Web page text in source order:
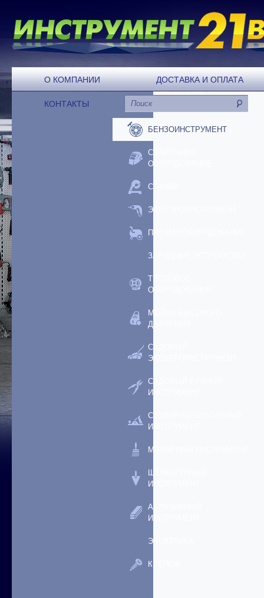
О КОМПАНИИ ДОСТАВКА И ОПЛАТА
КОНТАКТЫ
БЕНЗОИНСТРУМЕНТ
СВАРОЧНОЕ
ОБОРУДОВАНИЕ
СТАНКИ
ЭЛЕКТРОИНСТРУМЕНТ
ПНЕВМООБОРУДОВАНИЕ
ЗАРЯДНЫЕ УСТРОЙСТВА
ТЕПЛОВОЕ
ОБОРУДОВАНИЕ
МОЙКИ ВЫСОКОГО
ДАВЛЕНИЯ
САДОВЫЙ
ЭЛЕКТРОИНСТРУМЕНТ
САДОВЫЙ РУЧНОЙ
ИНСТРУМЕНТ
СТОЛЯРНО-СЛЕСАРНЫЙ
ИНСТРУМЕНТ
МАЛЯРНЫЙ ИНСТРУМЕНТ
ШТУКАТУРНЫЙ
ИНСТРУМЕНТ
АБРАЗИВНЫЙ
ИНСТРУМЕНТ
ЭЛЕКТРИКА
КРЕПЕЖ